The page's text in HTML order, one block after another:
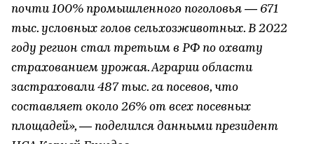
почти 100% промышленного поголовья ― 671
тыс. условных голов сельхозживотных. В 2022
году регион стал третьим в РФ по охвату
страхованием урожая. Аграрии области
застраховали 487 тыс. га посевов, что
составляет около 26% от всех посевных
площадей», ― поделился данными президент